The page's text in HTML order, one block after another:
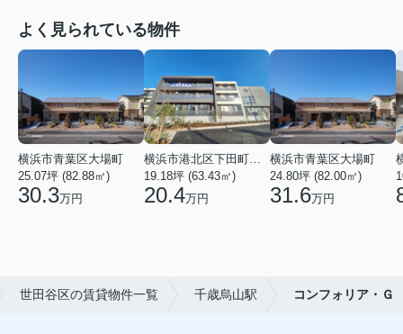
よく見られている物件
横浜市青葉区大場町
25.07坪 (82.88㎡)
30.3万円
19.18坪 (63.43㎡)
20.4万円
横浜市青葉区大場町
24.80坪 (82.00㎡)
31.6万円
世田谷区の賃貸物件一覧 千歳烏山駅 コンフォリア・Ｇ